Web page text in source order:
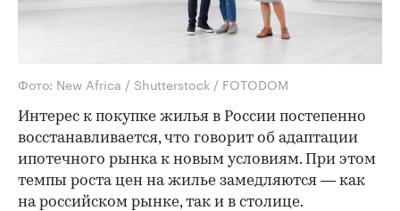
Фото: New Africa / Shutterstock / FOTODOM
Интерес к покупке жилья в России постепенно
восстанавливается, что говорит об адаптации
ипотечного рынка к новым условиям. При этом
темпы роста цен на жилье замедляются — как
на российском рынке, так и в столице.